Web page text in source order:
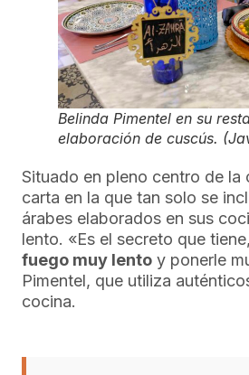
Belinda Pimentel en su
elaboración de cuscús.
Situado en pleno centro de la
carta en la que tan solo se
árabes elaborados en sus
lento. «Es el secreto que tiene,
fuego muy lento y ponerle
Pimentel, que utiliza
cocina.